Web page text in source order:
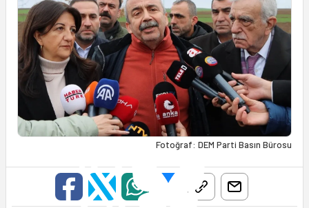
Fotoğraf: DEM Parti Basın Bürosu